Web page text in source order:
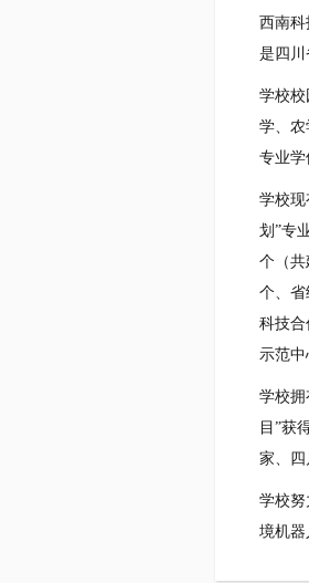
西南科
是四川
学校校
学、农
专业学
学校现
划”专
个（共
个、省
科技合
示范中
学校拥
目”获
家、四
学校
境机器